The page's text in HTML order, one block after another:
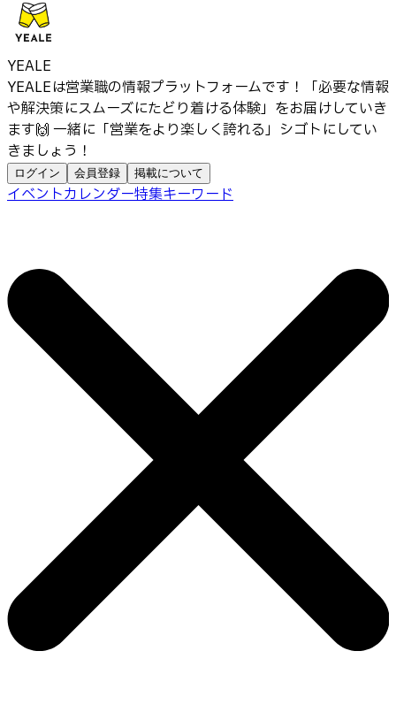
YEALE
YEALEは営業職の情報プラットフォームです！「必要な情報
や解決策にスムーズにたどり着ける体験」をお届けしていき
ます🙌 一緒に「営業をより楽しく誇れる」シゴトにしてい
きましょう！
ログイン 会員登録 掲載について
イベントカレンダー特集キーワード